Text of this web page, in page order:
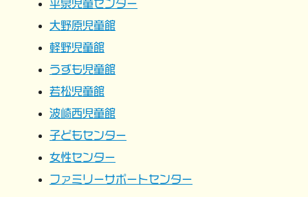
平泉児童センター
大野原児童館
軽野児童館
うずも児童館
若松児童館
波崎西児童館
子どもセンター
女性センター
ファミリーサポートセンター